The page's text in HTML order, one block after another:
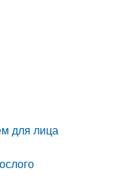
для лица